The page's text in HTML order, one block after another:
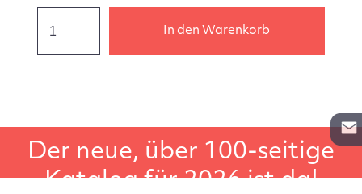
In den Warenkorb
Der neue, über 100-seitige
Katalog für 2026 ist da!